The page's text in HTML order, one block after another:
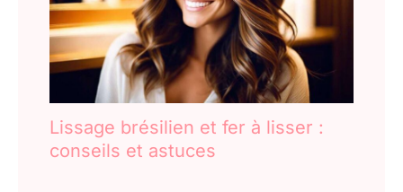
Lissage brésilien et fer à lisser :
conseils et astuces